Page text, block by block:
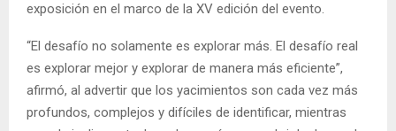
exposición en el marco de la XV edición del evento.
“El desafío no solamente es explorar más. El desafío real
es explorar mejor y explorar de manera más eficiente”,
afirmó, al advertir que los yacimientos son cada vez más
profundos, complejos y difíciles de identificar, mientras